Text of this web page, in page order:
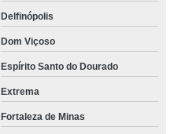
Delfinópolis
Dom Viçoso
Espírito Santo do Dourado
Extrema
Fortaleza de Minas